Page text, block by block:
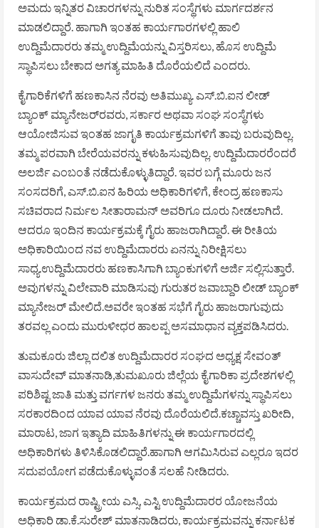
ಅಮದು ಇನ್ನಿತರ ವಿಚಾರಗಳನ್ನು ನುರಿತ ಸಂಸ್ಥೆಗಳು ಮಾರ್ಗದರ್ಶನ
ಮಾಡಲಿದ್ದಾರೆ. ಹಾಗಾಗಿ ಇಂತಹ ಕಾರ್ಯಗಾರಗಳಲ್ಲಿ ಹಾಲಿ
ಉದ್ದಿಮೆದಾರರು ತಮ್ಮ ಉದ್ದಿಮೆಯನ್ನು ವಿಸ್ತರಿಸಲು, ಹೊಸ ಉದ್ದಿಮೆ
ಸ್ಥಾಪಿಸಲು ಬೇಕಾದ ಅಗತ್ಯ ಮಾಹಿತಿ ದೊರೆಯಲಿದೆ ಎಂದರು.
ಕೈಗಾರಿಕೆಗಳಿಗೆ ಹಣಕಾಸಿನ ನೆರವು ಅತಿಮುಖ್ಯ. ಎಸ್.ಬಿ.ಐನ ಲೀಡ್
ಬ್ಯಾಂಕ್ ಮ್ಯಾನೇಜರ್‌ರವರು, ಸರ್ಕಾರ ಅಥವಾ ಸಂಘ ಸಂಸ್ಥೆಗಳು
ಆಯೋಜಿಸುವ ಇಂತಹ ಜಾಗೃತಿ ಕಾರ್ಯಕ್ರಮಗಳಿಗೆ ತಾವು ಬರುವುದಿಲ್ಲ.
ತಮ್ಮ ಪರವಾಗಿ ಬೇರೆಯವರನ್ನು ಕಳುಹಿಸುವುದಿಲ್ಲ. ಉದ್ದಿಮೆದಾರರೆಂದರೆ
ಅಲರ್ಜಿ ಎಂಬಂತೆ ನಡೆದುಕೊಳ್ಳುತಿದ್ದಾರೆ. ಇವರ ಬಗ್ಗೆ ಮೂರು ಜನ
ಸಂಸದರಿಗೆ, ಎಸ್.ಬಿ.ಐನ ಹಿರಿಯ ಅಧಿಕಾರಿಗಳಿಗೆ, ಕೇಂದ್ರ ಹಣಕಾಸು
ಸಚಿವರಾದ ನಿರ್ಮಲ ಸೀತಾರಾಮನ್ ಅವರಿಗೂ ದೂರು ನೀಡಲಾಗಿದೆ.
ಆದರೂ ಇಂದಿನ ಕಾರ್ಯಕ್ರಮಕ್ಕೆ ಗೈರು ಹಾಜರಾಗಿದ್ದಾರೆ. ಈ ರೀತಿಯ
ಅಧಿಕಾರಿಯಿಂದ ನವ ಉದ್ದಿಮೆದಾರರು ಏನನ್ನು ನಿರೀಕ್ಷಿಸಲು
ಸಾಧ್ಯ.ಉದ್ದಿಮೆದಾರರು ಹಣಕಾಸಿಗಾಗಿ ಬ್ಯಾಂಕುಗಳಿಗೆ ಅರ್ಜಿ ಸಲ್ಲಿಸುತ್ತಾರೆ.
ಅವುಗಳನ್ನು ವಿಲೇವಾರಿ ಮಾಡಿಸುವು ಗುರುತರ ಜವಾಬ್ದಾರಿ ಲೀಡ್ ಬ್ಯಾಂಕ್
ಮ್ಯಾನೇಜರ್ ಮೇಲಿದೆ.ಅವರೇ ಇಂತಹ ಸಭೆಗೆ ಗೈರು ಹಾಜರಾಗುವುದು
ತರವಲ್ಲ ಎಂದು ಮುರುಳೀಧರ ಹಾಲಪ್ಪ ಅಸಮಾಧಾನ ವ್ಯಕ್ತಪಡಿಸಿದರು.
ತುಮಕೂರು ಜಿಲ್ಲಾ ದಲಿತ ಉದ್ದಿಮೆದಾರರ ಸಂಘದ ಅಧ್ಯಕ್ಷ ಸೇವಂತ್
ವಾಸುದೇವ್ ಮಾತನಾಡಿ,ತುಮಖೂರು ಜಿಲ್ಲೆಯ ಕೈಗಾರಿಕಾ ಪ್ರದೇಶಗಳಲ್ಲಿ
ಪರಿಶಿಷ್ಟ ಜಾತಿ ಮತ್ತು ವರ್ಗಗಳ ಜನರು ತಮ್ಮ ಉದ್ದಿಮೆಗಳನ್ನು ಸ್ಥಾಪಿಸಲು
ಸರಕಾರದಿಂದ ಯಾವ ಯಾವ ನೆರವು ದೊರೆಯಲಿದೆ.ಕಚ್ಚಾವಸ್ತು ಖರೀದಿ,
ಮಾರಾಟ, ಜಾಗ ಇತ್ಯಾದಿ ಮಾಹಿತಿಗಳನ್ನು ಈ ಕಾರ್ಯಗಾರದಲ್ಲಿ
ಅಧಿಕಾರಿಗಳು ತಿಳಿಸಿಕೊಡಲಿದ್ದಾರೆ.ಹಾಗಾಗಿ ಆಗಮಿಸಿರುವ ಎಲ್ಲರೂ ಇದರ
ಸದುಪಯೋಗ ಪಡೆದುಕೊಳ್ಳುವಂತೆ ಸಲಹೆ ನೀಡಿದರು.
ಕಾರ್ಯಕ್ರಮದ ರಾಷ್ಟ್ರೀಯ ಎಸ್ಸಿ, ಎಸ್ಟಿ ಉದ್ದಿಮೆದಾರರ ಯೋಜನೆಯ
ಅಧಿಕಾರಿ ಡಾ.ಕೆ.ಸುರೇಶ್ ಮಾತನಾಡಿದರು, ಕಾರ್ಯಕ್ರಮವನ್ನು ಕರ್ನಾಟಕ